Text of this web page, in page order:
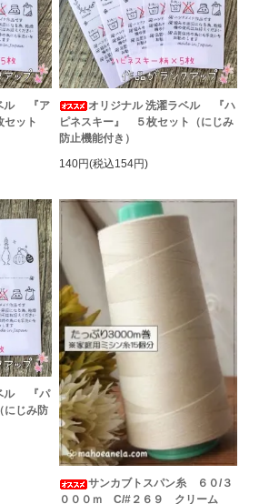
ル 『ア
ット
オリジナル 洗濯ラベル 『ハ
ピネスキー』 ５枚セット（にじみ
防止機能付き）
140円(税込154円)
ル 『パ
じみ防
サンカブトスパン糸 ６０/３
０００ｍ C/#２６９ クリーム